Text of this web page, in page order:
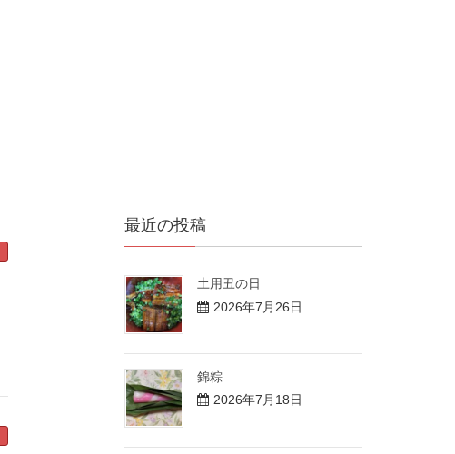
最近の投稿
土用丑の日
2026年7月26日
錦粽
2026年7月18日